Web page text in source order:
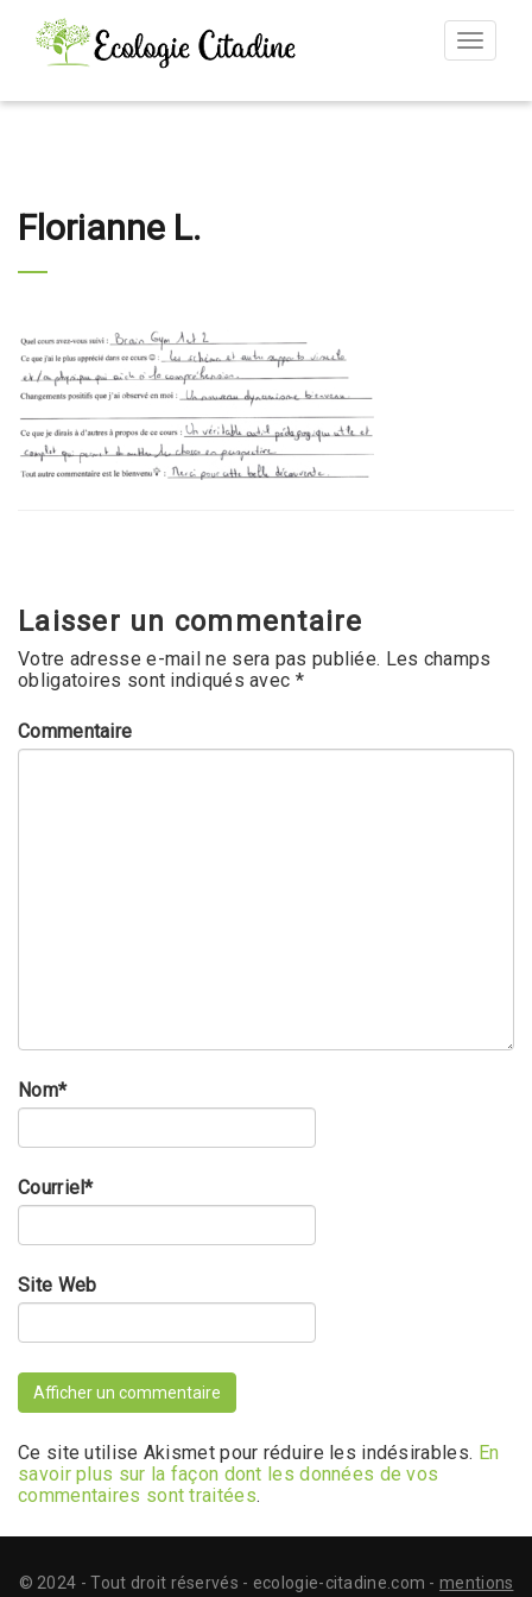
Toggle
Florianne L.
Laisser un commentaire
Votre adresse e-mail ne sera pas publiée. Les champs
obligatoires sont indiqués avec *
Commentaire
Nom*
Courriel*
Site Web
Ce site utilise Akismet pour réduire les indésirables. En
savoir plus sur la façon dont les données de vos
commentaires sont traitées.
© 2024 - Tout droit réservés - ecologie-citadine.com -mentions